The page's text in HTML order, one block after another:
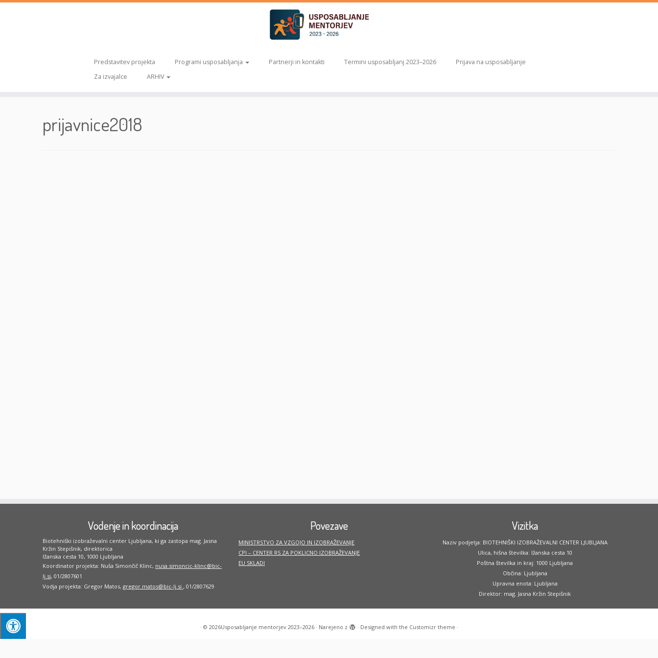
Predstavitev projekta Programi usposabljanja Partnerji in kontakti Termini usposabljanj 2023–2026
Prijava na usposabljanje
Za izvajalce
ARHIV
prijavnice2018
Vodenje in koordinacija
Biotehniški izobraževalni center Ljubljana, ki ga zastopa mag. Jasna
Kržin Stepišnik, direktorica
Ižanska cesta 10, 1000 Ljubljana
Koordinator projekta: Nuša Simončič Klinc, nusa.simoncic-klinc@bic-
lj.si, 01/2807601
Vodja projekta: Gregor Matos, gregor.matos@bic-lj.si , 01/2807629
Povezave
MINISTRSTVO ZA VZGOJO IN IZOBRAŽEVANJE
CPI – CENTER RS ZA POKLICNO IZOBRAŽEVANJE
EU SKLADI
Vizitka
Naziv podjetja: BIOTEHNIŠKI IZOBRAŽEVALNI CENTER LJUBLJANA
Ulica, hišna številka: Ižanska cesta 10
Poštna številka in kraj: 1000 Ljubljana
Občina: Ljubljana
Upravna enota: Ljubljana
Direktor: mag. Jasna Kržin Stepišnik
· © 2026Usposabljanje mentorjev 2023–2026· Narejeno z · Designed with the Customizr theme ·